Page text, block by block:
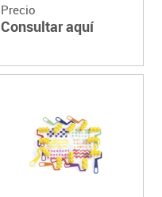
Precio
Consultar aquí